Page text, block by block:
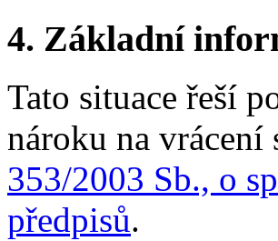
4. Základní
Tato situace řeší
nároku na
353/2003 Sb., o
předpisů.